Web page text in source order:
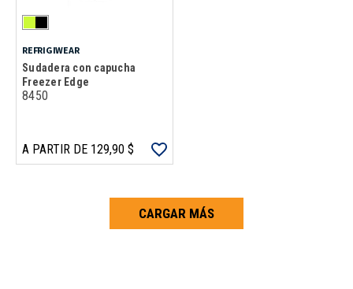
REFRIGIWEAR
Sudadera con capucha
Freezer Edge
8450
A PARTIR DE 129,90 $
CARGAR MÁS